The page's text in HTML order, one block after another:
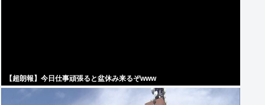
【超朗報】今日仕事頑張ると盆休み来るぞwww